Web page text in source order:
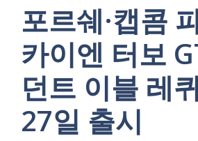
포르쉐·캡콤
카이엔 터보
던트 이블 레
27일 출시